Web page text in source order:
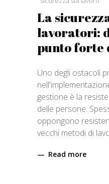
La
lavoratori:
punto forte
Uno degli ostacoli
gestione è la
delle persone.
oppongono
vecchi metodi di
Read more